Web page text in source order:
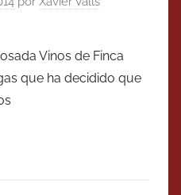
Vinos de Finca
que ha decidido que